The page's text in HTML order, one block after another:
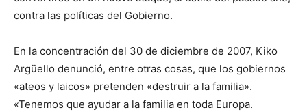
contra las políticas del Gobierno.
En la concentración del 30 de diciembre de 2007, Kiko
Argüello denunció, entre otras cosas, que los gobiernos
«ateos y laicos» pretenden «destruir a la familia».
«Tenemos que ayudar a la familia en toda Europa.